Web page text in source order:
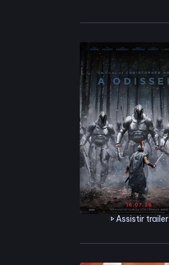
play_arrowAssistir trailer